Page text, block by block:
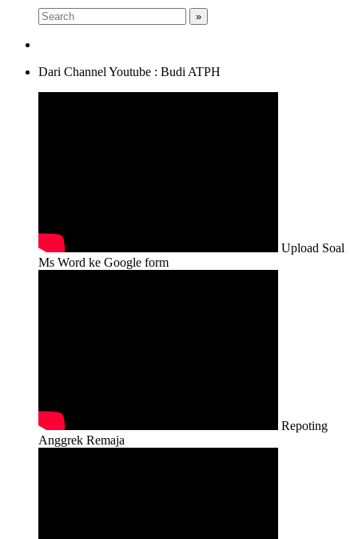
Dari Channel Youtube : Budi ATPH
Upload Soal
Ms Word ke Google form
Repoting
Anggrek Remaja